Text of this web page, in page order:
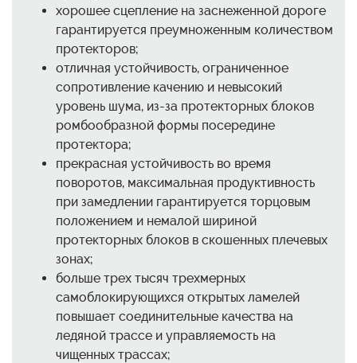
хорошее сцепление на заснеженной дороге
гарантируется преумноженным количеством
протекторов;
отличная устойчивость, ограниченное
сопротивление качению и невысокий
уровень шума, из-за протекторных блоков
ромбообразной формы посередине
протектора;
прекрасная устойчивость во время
поворотов, максимальная продуктивность
при замедлении гарантируется торцовым
положением и немалой шириной
протекторных блоков в скошенных плечевых
зонах;
больше трех тысяч трехмерных
самоблокирующихся открытых ламелей
повышает соединительные качества на
ледяной трассе и управляемость на
чищенных трассах;